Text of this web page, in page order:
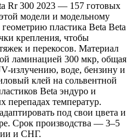
Rr 300 2023 — 157 готовых
модели и модельному
пластика Beta Beta
крепления, чтобы
и перекосов. Материал
ламинацией 300 мкр, общая
излучению, воде, бензину и
клей на сольвентной
Beta эндуро и
перепадах температур.
под свои цвета и
Срок производства — 3–5
и СНГ.